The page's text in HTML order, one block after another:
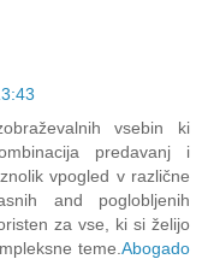
vsebin ki
predavanj i
vpogled v različne
and poglobljenih
za vse, ki si želijo
teme. Abogado